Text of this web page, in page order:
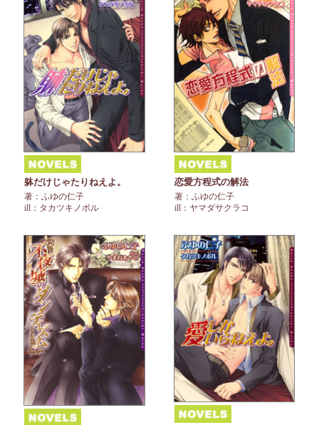
躰だけじゃたりねえよ。
著：ふゆの仁子
ill：タカツキノボル
恋愛方程式の解法
著：ふゆの仁子
ill：ヤマダサクラコ